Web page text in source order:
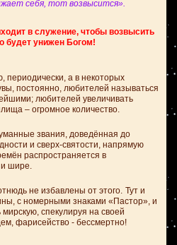
себя, тот возвысится».
в служение, чтобы возвысить
будет унижен Богом!
а в некоторых
постоянно, любителей называться
любителей увеличивать
– огромное количество.
звания, доведённая до
и сверх-святости, напрямую
распространяется в
и шире.
не избавлены от этого. Тут и
с номерными знаками «Пастор», и
спекулируя на своей
фарисейство - бессмертно!